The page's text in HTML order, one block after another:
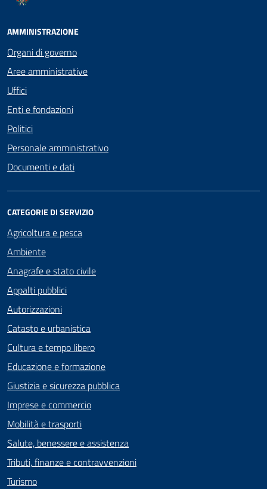
AMMINISTRAZIONE
Organi di governo
Aree amministrative
Uffici
Enti e fondazioni
Politici
Personale amministrativo
Documenti e dati
CATEGORIE DI SERVIZIO
Agricoltura e pesca
Ambiente
Anagrafe e stato civile
Appalti pubblici
Autorizzazioni
Catasto e urbanistica
Cultura e tempo libero
Educazione e formazione
Giustizia e sicurezza pubblica
Imprese e commercio
Mobilità e trasporti
Salute, benessere e assistenza
Tributi, finanze e contravvenzioni
Turismo